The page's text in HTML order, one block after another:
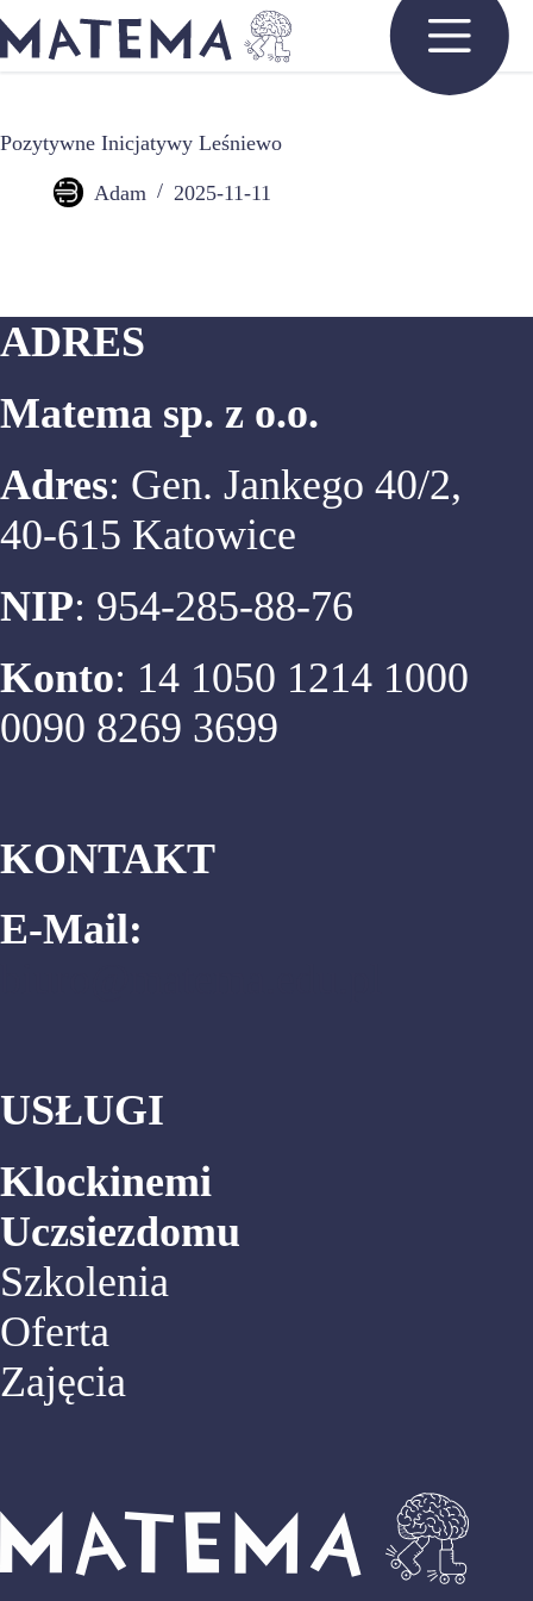
do
treści
Pozytywne Inicjatywy Leśniewo
Adam 2025-11-11
ADRES
Matema sp. z o.o.
Adres: Gen. Jankego 40/2,
40-615 Katowice
NIP: 954-285-88-76
Konto: 14 1050 1214 1000
0090 8269 3699
KONTAKT
E-Mail:
USŁUGI
Klockinemi
Uczsiezdomu
Szkolenia
Oferta
Zajęcia